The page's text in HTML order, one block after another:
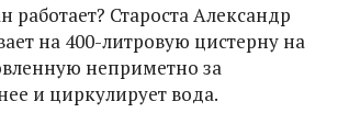
работает? Староста Александр
на 400-литровую цистерну на
неприметно за
и циркулирует вода.